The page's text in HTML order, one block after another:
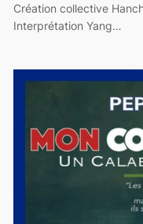
Création collective
Interprétation Yang…